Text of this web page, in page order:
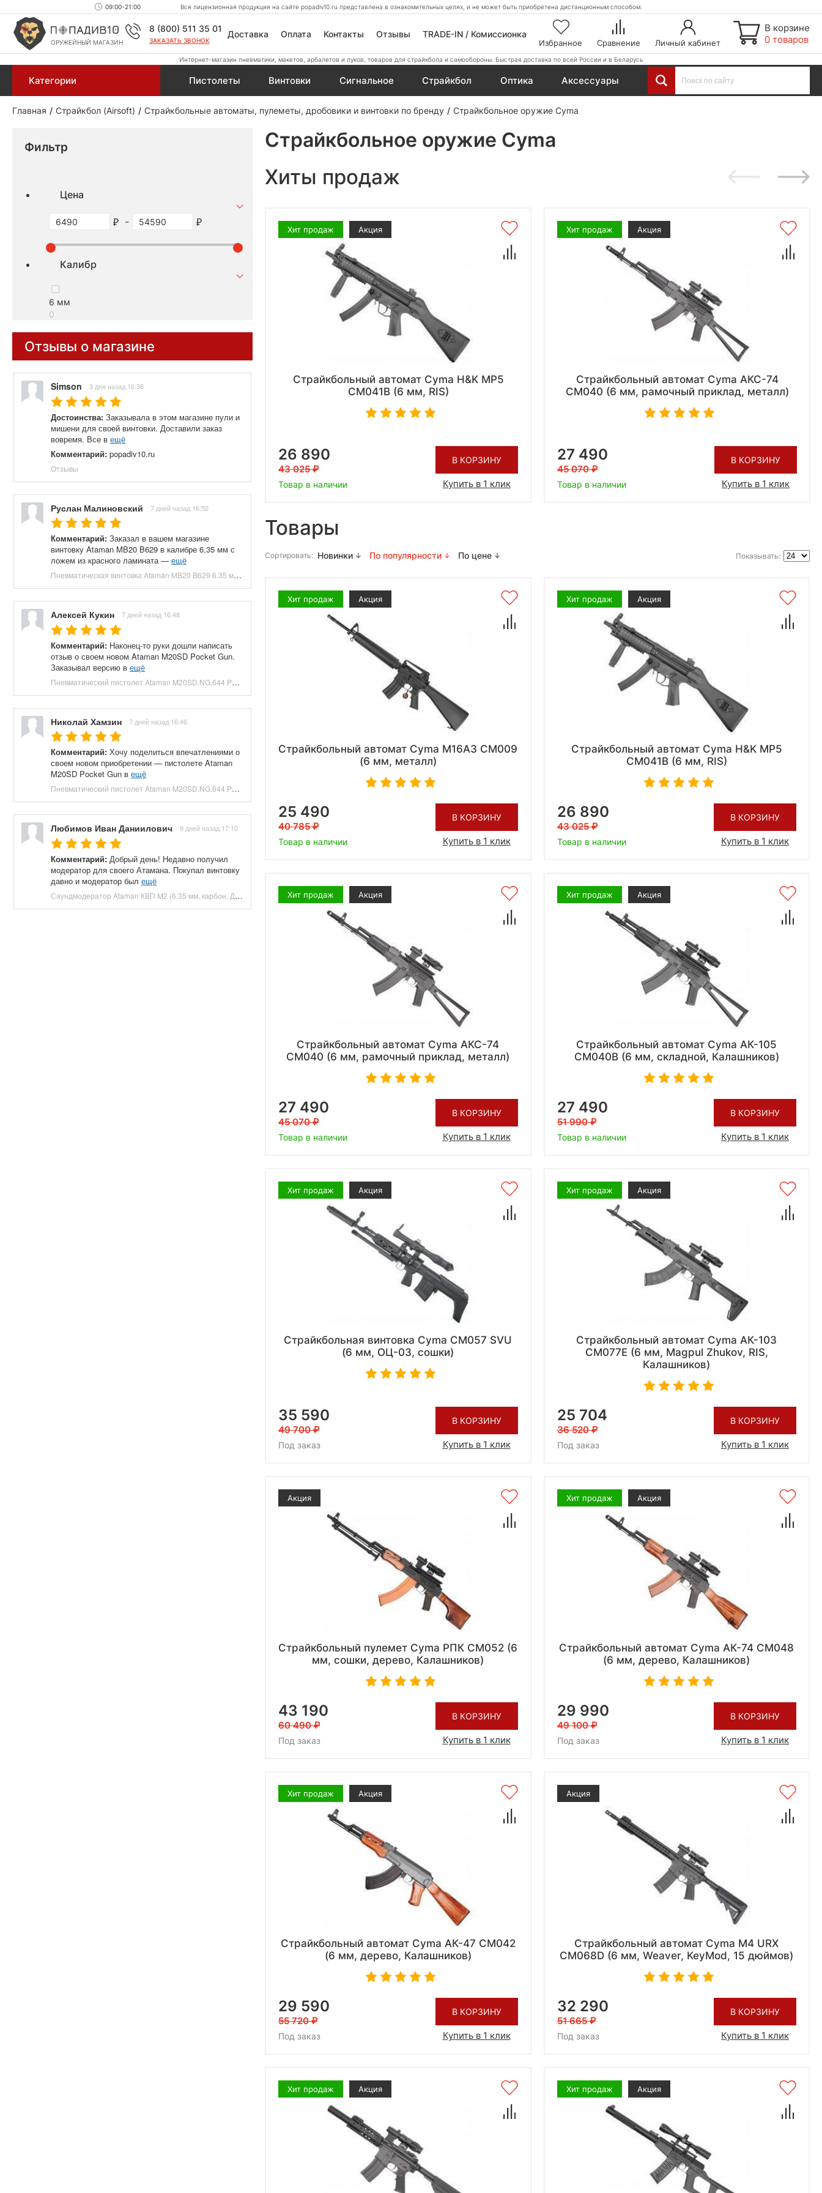
09:00-21:00 Вся лицензионная продукция на сайте popadiv10.ru представлена в ознакомительных целях, и не может быть приобретена дистанционным способом.
ОРУЖЕЙНЫЙ МАГАЗИН
8 (800) 511 35 01
ЗАКАЗАТЬ ЗВОНОК
Доставка Оплата Контакты Отзывы TRADE-IN / Комиссионка
Избранное Сравнение Личный кабинет
В корзине
0 товаров
Интернет-магазин пневматики, макетов, арбалетов и луков, товаров для страйкбола и самообороны. Быстрая доставка по всей России и в Беларусь
Категории Пистолеты Винтовки Сигнальное Страйкбол Оптика Аксессуары
Главная Страйкбол (Airsoft) Страйкбольные автоматы, пулеметы, дробовики и винтовки по бренду Страйкбольное оружие Cyma
Фильтр
Цена
-
Калибр
6 мм
0
Отзывы о магазине
Simson 3 дня назад 16:38
Достоинства: Заказывала в этом магазине пули и
мишени для своей винтовки. Доставили заказ
вовремя. Все в ещё
Комментарий: popadiv10.ru
Отзывы
Руслан Малиновский 7 дней назад 16:52
Комментарий: Заказал в вашем магазине
винтовку Ataman MB20 B629 в калибре 6,35 мм с
ложем из красного ламината — ещё
Пневматическая винтовка Ataman MB20 B629 6.35 мм (редуктор, под полнотел, колба, красный ламинат) купить в Москве и СПБ, цена 153100 руб. Доставка по РФ!
Алексей Кукин 7 дней назад 16:48
Комментарий: Наконец-то руки дошли написать
отзыв о своем новом Ataman M20SD Pocket Gun.
Заказывал версию в ещё
Пневматический пистолет Ataman M20SD.NG.644 Pocket Gun 6.35 мм (приклад, полнотел, бук, зеленый) купить в Москве и СПБ, цена 130000 руб. Доставка по РФ!
Николай Хамзин 7 дней назад 16:46
Комментарий: Хочу поделиться впечатлениями о
своем новом приобретении — пистолете Ataman
M20SD Pocket Gun в ещё
Пневматический пистолет Ataman M20SD.NG.644 Pocket Gun 6.35 мм (приклад, полнотел, бук, красный) купить в Москве и СПБ, цена 130000 руб. Доставка по РФ!
Любимов Иван Даниилович 9 дней назад 17:10
Комментарий: Добрый день! Недавно получил
модератор для своего Атамана. Покупал винтовку
давно и модератор был ещё
Саундмодератор Ataman КВП M2 (6.35 мм, карбон, ДТК) купить в Москве и СПБ, цена 12210 руб. Доставка по РФ!
Страйкбольное оружие Cyma
Хиты продаж
Хит продаж Акция
Страйкбольный автомат Cyma H&K MP5
CM041B (6 мм, RIS)
26 890
43 025
Товар в наличии
В КОРЗИНУ
Купить в 1 клик
Хит продаж Акция
Страйкбольный автомат Cyma АКС-74
CM040 (6 мм, рамочный приклад, металл)
27 490
45 070
Товар в наличии
В КОРЗИНУ
Купить в 1 клик
Товары
Сортировать: Новинки По популярности По цене Показывать:
Хит продаж Акция
Страйкбольный автомат Cyma M16A3 CM009
(6 мм, металл)
25 490
40 785
Товар в наличии
В КОРЗИНУ
Купить в 1 клик
Хит продаж Акция
Страйкбольный автомат Cyma H&K MP5
CM041B (6 мм, RIS)
26 890
43 025
Товар в наличии
В КОРЗИНУ
Купить в 1 клик
Хит продаж Акция
Страйкбольный автомат Cyma АКС-74
CM040 (6 мм, рамочный приклад, металл)
27 490
45 070
Товар в наличии
В КОРЗИНУ
Купить в 1 клик
Хит продаж Акция
Страйкбольный автомат Cyma АК-105
CM040B (6 мм, складной, Калашников)
27 490
51 990
Товар в наличии
В КОРЗИНУ
Купить в 1 клик
Хит продаж Акция
Страйкбольная винтовка Cyma CM057 SVU
(6 мм, ОЦ-03, сошки)
35 590
49 700
Под заказ
В КОРЗИНУ
Купить в 1 клик
Хит продаж Акция
Страйкбольный автомат Cyma АК-103
CM077E (6 мм, Magpul Zhukov, RIS,
Калашников)
25 704
36 520
Под заказ
В КОРЗИНУ
Купить в 1 клик
Акция
Страйкбольный пулемет Cyma РПК CM052 (6
мм, сошки, дерево, Калашников)
43 190
60 490
Под заказ
В КОРЗИНУ
Купить в 1 клик
Хит продаж Акция
Страйкбольный автомат Cyma АК-74 CM048
(6 мм, дерево, Калашников)
29 990
49 100
Под заказ
В КОРЗИНУ
Купить в 1 клик
Хит продаж Акция
Страйкбольный автомат Cyma АК-47 CM042
(6 мм, дерево, Калашников)
29 590
55 720
Под заказ
В КОРЗИНУ
Купить в 1 клик
Акция
Страйкбольный автомат Cyma M4 URX
CM068D (6 мм, Weaver, KeyMod, 15 дюймов)
32 290
51 665
Под заказ
В КОРЗИНУ
Купить в 1 клик
Хит продаж Акция Хит продаж Акция